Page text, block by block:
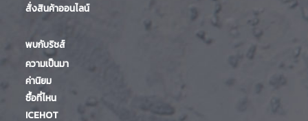
สั่งสินค้าออนไลน์
พบกับริชส์
ความเป็นมา
ค่านิยม
ซื้อที่ไหน
ICEHOT